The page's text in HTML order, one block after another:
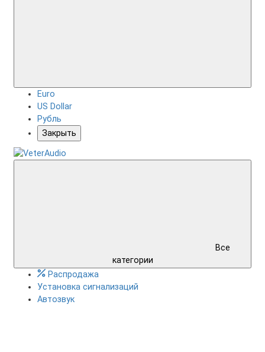
Euro
US Dollar
Рубль
Закрыть
Все
категории
Распродажа
Установка сигнализаций
Автозвук